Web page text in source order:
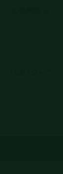
利渓河の上に
台湾はアジア